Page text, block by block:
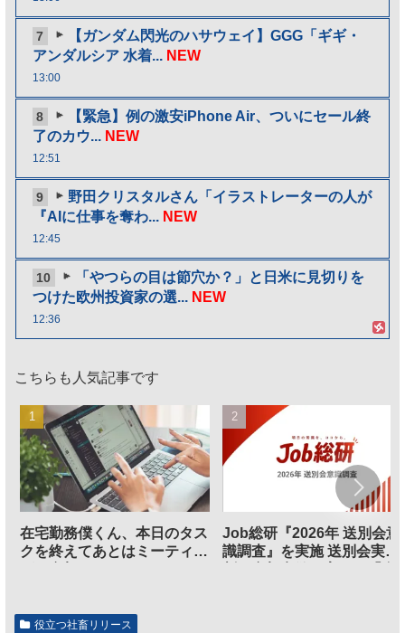
7
【ガンダム閃光のハサウェイ】GGG「ギギ・
アンダルシア 水着... NEW
13:00
8
【緊急】例の激安iPhone Air、ついにセール終
了のカウ... NEW
12:51
9
野田クリスタルさん「イラストレーターの人が
『AIに仕事を奪わ... NEW
12:45
10
「やつらの目は節穴か？」と日米に見切りを
つけた欧州投資家の選... NEW
12:36
こちらも人気記事です
在宅勤務僕くん、本日のタス
クを終えてあとはミーティン
Job総研『2026年 送別会意
識調査』を実施 送別会実施
役立つ社畜リリース